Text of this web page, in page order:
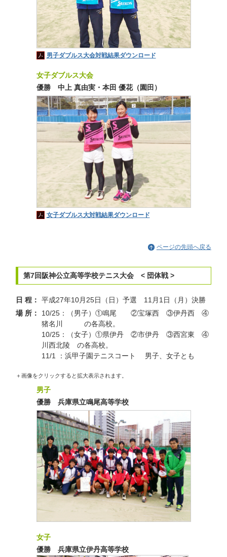
男子ダブルス大会対戦結果ダウンロード
女子ダブルス大会
優勝 中上 真由実・本田 優花（園田）
女子ダブルス大対戦結果ダウンロード
ページの先頭へ戻る
第7回阪神公立高等学校テニス大会 < 団体戦 >
日 程： 平成27年10月25日（日）予選 11月1日（月）決勝
場 所：
10/25：（男子）①鳴尾 ②宝塚西 ③伊丹西 ④
猪名川 の各高校。
10/25：（女子）①県伊丹 ②市伊丹 ③西宮東 ④
川西北陵 の各高校。
11/1 ：浜甲子園テニスコート 男子、女子とも
＋画像をクリックすると拡大表示されます。
男子
優勝 兵庫県立鳴尾高等学校
女子
優勝 兵庫県立伊丹高等学校